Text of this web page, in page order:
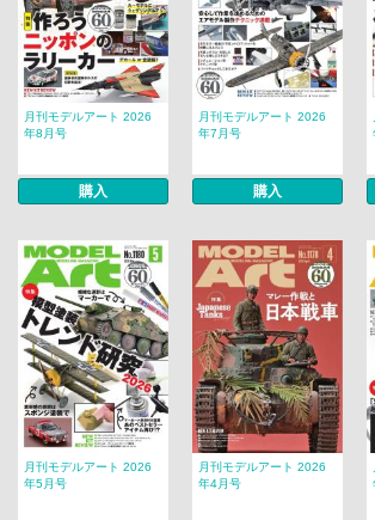
月刊モデルアート 2026
年8月号
購入
月刊モデルアート 2026
年7月号
購入
月刊モデルアート 2026
年5月号
月刊モデルアート 2026
年4月号